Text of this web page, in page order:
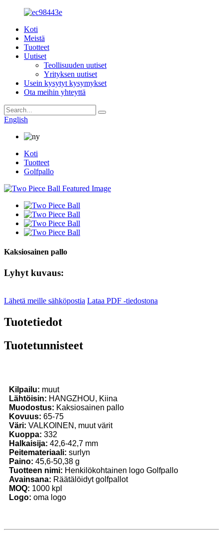
Koti
Meistä
Tuotteet
Uutiset
Teollisuuden uutiset
Yrityksen uutiset
Usein kysytyt kysymykset
Ota meihin yhteyttä
English
Koti
Tuotteet
Golfpallo
Kaksiosainen pallo
Lyhyt kuvaus:
Lähetä meille sähköpostia Lataa PDF -tiedostona
Tuotetiedot
Tuotetunnisteet
Kilpailu: muut
Lähtöisin: HANGZHOU, Kiina
Muodostus: Kaksiosainen pallo
Kovuus: 65-75
Väri: VALKOINEN, muut värit
Kuoppa: 332
Halkaisija: 42,6-42,7 mm
Peitemateriaali: surlyn
Paino: 45,6-50,38 g
Tuotteen nimi: Henkilökohtainen logo Golfpallo
Avainsana: Räätälöidyt golfpallot
MOQ: 1000 kpl
Logo: oma logo